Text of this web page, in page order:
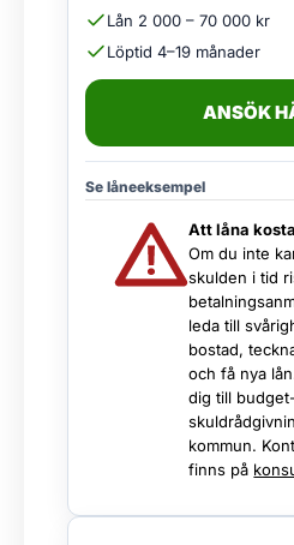
Lån 2 000 – 70 000 kr
Löptid 4–19 månader
ANSÖK
Se låneeksempel
Att låna
Om du inte
skulden i tid
leda till
bostad,
och få nya
dig till
kommun.
finns på